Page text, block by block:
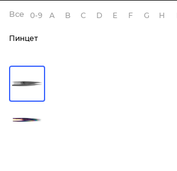
Все бренды
0-9 A B C D E F G H
Пинцет